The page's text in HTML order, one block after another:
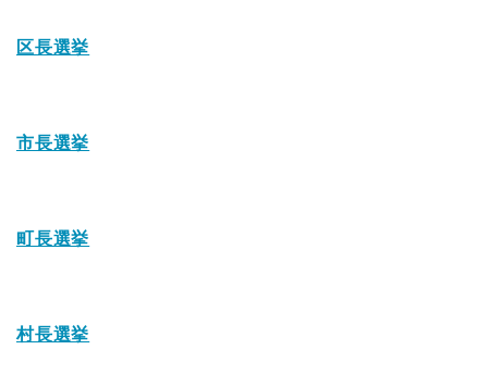
区長選挙
市長選挙
町長選挙
村長選挙